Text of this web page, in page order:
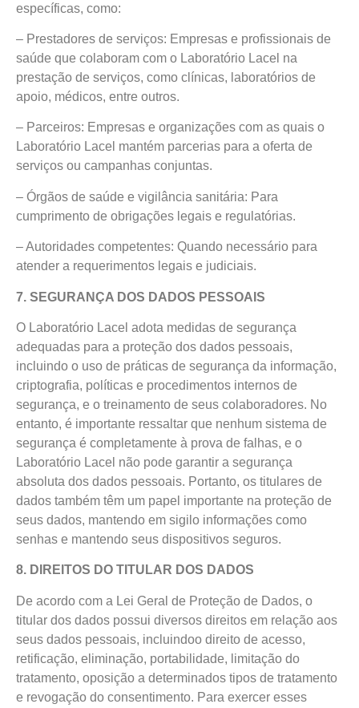
específicas, como:
– Prestadores de serviços: Empresas e profissionais de
saúde que colaboram com o Laboratório Lacel na
prestação de serviços, como clínicas, laboratórios de
apoio, médicos, entre outros.
– Parceiros: Empresas e organizações com as quais o
Laboratório Lacel mantém parcerias para a oferta de
serviços ou campanhas conjuntas.
– Órgãos de saúde e vigilância sanitária: Para
cumprimento de obrigações legais e regulatórias.
– Autoridades competentes: Quando necessário para
atender a requerimentos legais e judiciais.
7. SEGURANÇA DOS DADOS PESSOAIS
O Laboratório Lacel adota medidas de segurança
adequadas para a proteção dos dados pessoais,
incluindo o uso de práticas de segurança da informação,
criptografia, políticas e procedimentos internos de
segurança, e o treinamento de seus colaboradores. No
entanto, é importante ressaltar que nenhum sistema de
segurança é completamente à prova de falhas, e o
Laboratório Lacel não pode garantir a segurança
absoluta dos dados pessoais. Portanto, os titulares de
dados também têm um papel importante na proteção de
seus dados, mantendo em sigilo informações como
senhas e mantendo seus dispositivos seguros.
8. DIREITOS DO TITULAR DOS DADOS
De acordo com a Lei Geral de Proteção de Dados, o
titular dos dados possui diversos direitos em relação aos
seus dados pessoais, incluindoo direito de acesso,
retificação, eliminação, portabilidade, limitação do
tratamento, oposição a determinados tipos de tratamento
e revogação do consentimento. Para exercer esses